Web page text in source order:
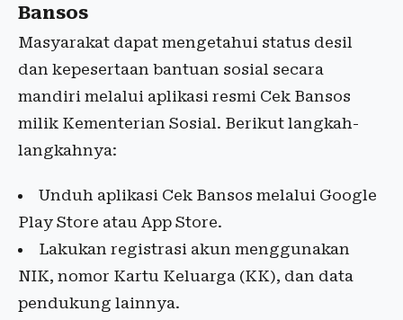
Bansos
Masyarakat dapat mengetahui status desil
dan kepesertaan bantuan sosial secara
mandiri melalui aplikasi resmi Cek Bansos
milik Kementerian Sosial. Berikut langkah-
langkahnya:
Unduh aplikasi Cek Bansos melalui Google
Play Store atau App Store.
Lakukan registrasi akun menggunakan
NIK, nomor Kartu Keluarga (KK), dan data
pendukung lainnya.